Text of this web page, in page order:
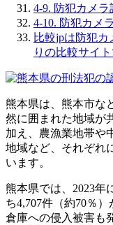
4-9. 防犯カメラ
4-10. 防犯カメ
比較jpは防犯
りの比較サイ
熊本県は、熊本市な
然に囲まれた地域が
加え、農漁業地帯や
地域など、それぞれ
います。
熊本県では、2023年
ち4,707件（約70％
倉庫への侵入被害も